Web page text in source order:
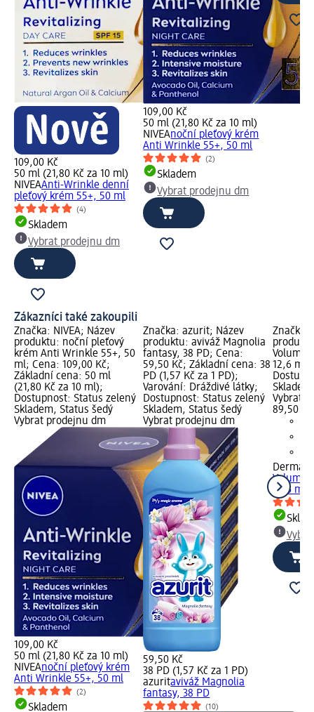
109,00 Kč
50 ml (21,80 Kč za 10 ml)
NIVEAAnti-Wrinkle denní
pleťový krém 55+, 50 ml
(4)
Skladem
Vybrat prodejnu dm
109,00 Kč
50 ml (21,80 Kč za 10 ml)
NIVEAnoční pleťový krém
Anti Wrinkle 55+, 50 ml
(2)
Skladem
Vybrat prodejnu dm
Zákazníci také zakoupili
Značka: NIVEA; Název
produktu: noční pleťový
krém Anti Wrinkle 55+, 50
ml; Cena: 109,00 Kč;
Základní cena: 50 ml
(21,80 Kč za 10 ml);
Dostupnost: Status zelený
Skladem, Status šedý
Vybrat prodejnu dm
109,00 Kč
50 ml (21,80 Kč za 10 ml)
NIVEAnoční pleťový krém
Anti Wrinkle 55+, 50 ml
(2)
Skladem
Značka: azurit; Název
produktu: aviváž Magnolia
fantasy, 38 PD; Cena:
59,50 Kč; Základní cena: 38
PD (1,57 Kč za 1 PD);
Varování: Dráždivé látky;
Dostupnost: Status zelený
Skladem, Status šedý
Vybrat prodejnu dm
59,50 Kč
38 PD (1,57 Kč za 1 PD)
azuritaviváž Magnolia
fantasy, 38 PD
(10)
Značka:
Volume
12,6 ml;
Vybrat
89,50 Kč
Volume
12,6 ml